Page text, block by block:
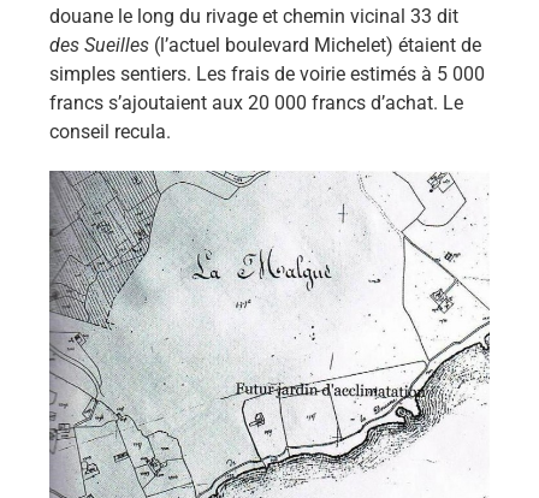
douane le long du rivage et chemin vicinal 33 dit
des Sueilles (l’actuel boulevard Michelet) étaient de
simples sentiers. Les frais de voirie estimés à 5 000
francs s’ajoutaient aux 20 000 francs d’achat. Le
conseil recula.